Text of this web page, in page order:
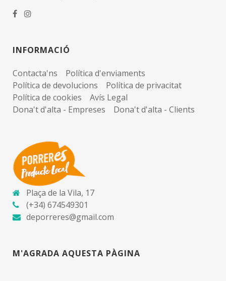
INFORMACIÓ
Contacta'ns
Política d'enviaments
Política de devolucions
Política de privacitat
Política de cookies
Avís Legal
Dona't d'alta - Empreses
Dona't d'alta - Clients
Plaça de la Vila, 17
(+34) 674549301
deporreres@gmail.com
M'AGRADA AQUESTA PÀGINA